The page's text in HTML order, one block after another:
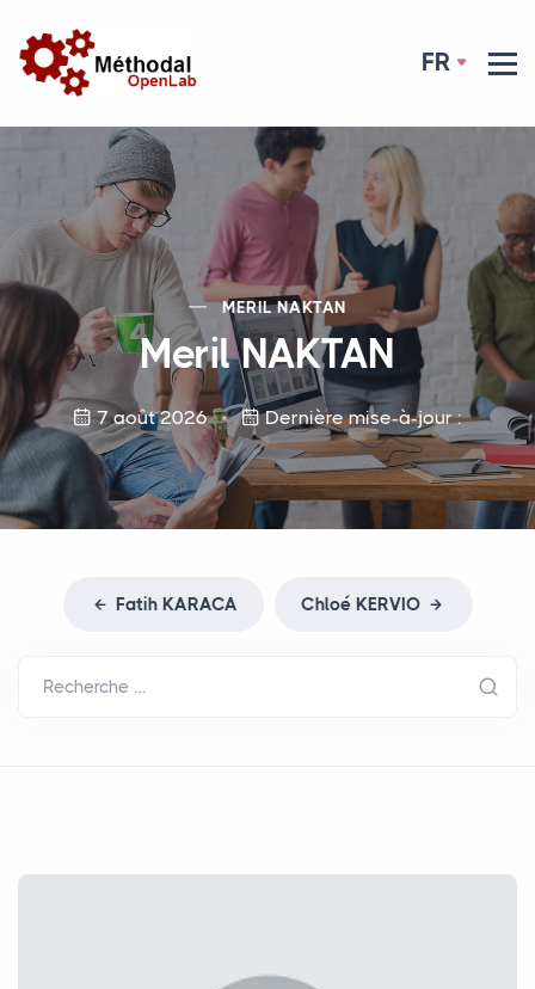
FR
MERILNAKTAN
MerilNAKTAN
7 août 2026 Dernière mise-à-jour :
Fatih KARACA Chloé KERVIO
Recherche …